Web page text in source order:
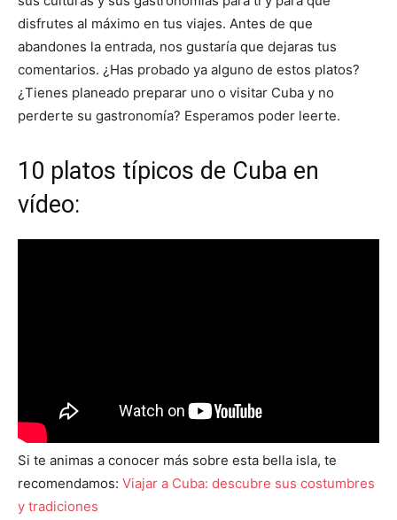
disfrutes al máximo en tus viajes. Antes de que
abandones la entrada, nos gustaría que dejaras tus
comentarios. ¿Has probado ya alguno de estos platos?
¿Tienes planeado preparar uno o visitar Cuba y no
perderte su gastronomía? Esperamos poder leerte.
10 platos típicos de Cuba en
vídeo:
Si te animas a conocer más sobre esta bella isla, te
recomendamos: Viajar a Cuba: descubre sus costumbres
y tradiciones